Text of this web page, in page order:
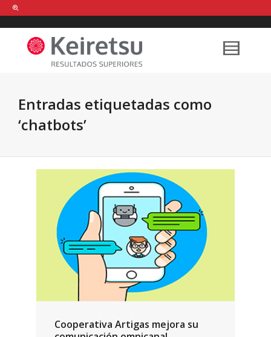
Help me Dante! I'm looking for new
shirts in a size medium
that cost
between £ . Show me all the
Entradas etiquetadas como
‘chatbots’
Cooperativa Artigas mejora su